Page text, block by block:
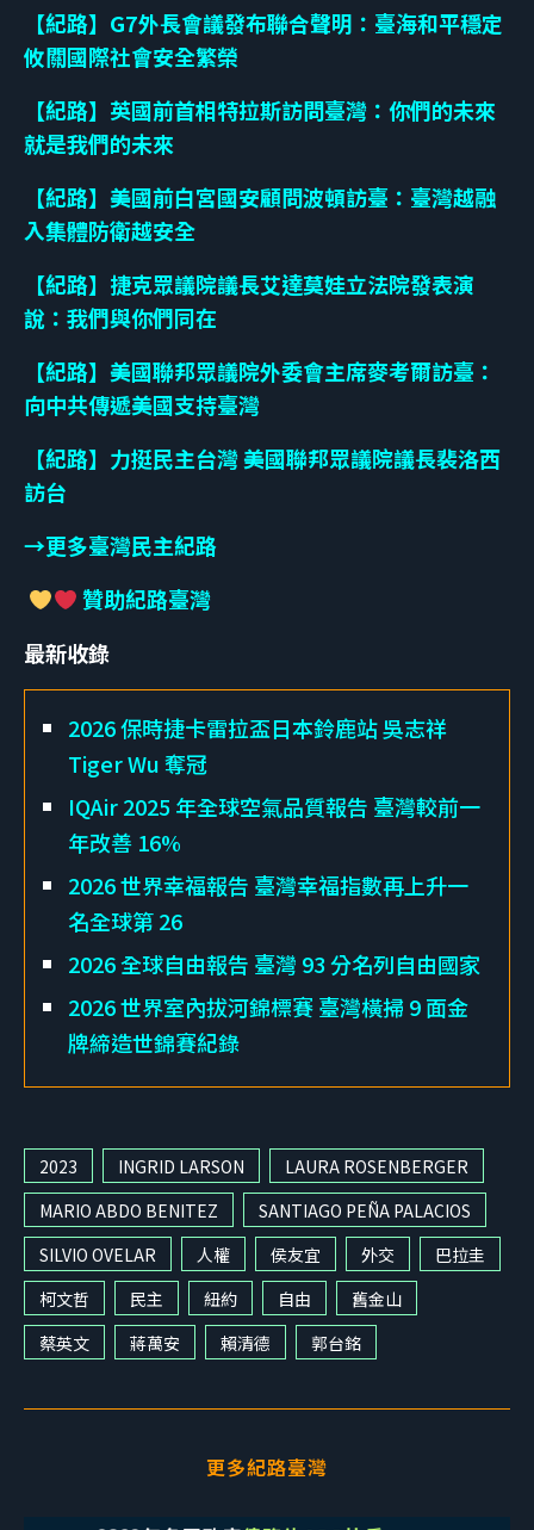
【紀路】G7外長會議發布聯合聲明：臺海和平穩定
攸關國際社會安全繁榮
【紀路】英國前首相特拉斯訪問臺灣：你們的未來
就是我們的未來
【紀路】美國前白宮國安顧問波頓訪臺：臺灣越融
入集體防衛越安全
【紀路】捷克眾議院議長艾達莫娃立法院發表演
說：我們與你們同在
【紀路】美國聯邦眾議院外委會主席麥考爾訪臺：
向中共傳遞美國支持臺灣
【紀路】力挺民主台灣 美國聯邦眾議院議長裴洛西
訪台
→更多臺灣民主紀路
贊助紀路臺灣
最新收錄
2026 保時捷卡雷拉盃日本鈴鹿站 吳志祥
Tiger Wu 奪冠
IQAir 2025 年全球空氣品質報告 臺灣較前一
年改善 16%
2026 世界幸福報告 臺灣幸福指數再上升一
名全球第 26
2026 全球自由報告 臺灣 93 分名列自由國家
2026 世界室內拔河錦標賽 臺灣橫掃 9 面金
牌締造世錦賽紀錄
2023 INGRID LARSON
LAURA ROSENBERGER
MARIO ABDO BENITEZ
SANTIAGO PEÑA PALACIOS
SILVIO OVELAR
人權 侯友宜 外交
巴拉圭
柯文哲
民主 紐約 自由
舊金山
蔡英文
蔣萬安 賴清德 郭台銘
更多紀路臺灣